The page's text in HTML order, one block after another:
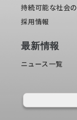
持続可能な社会
採用情報
最新情報
ニュース一覧